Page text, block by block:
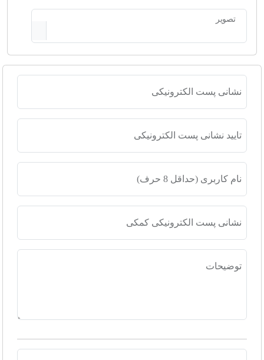
تصویر
نشانی پست الکترونیکی
تایید نشانی پست الکترونیکی
نام کاربری (حداقل 8 حرف)
نشانی پست الکترونیکی کمکی
توضیحات